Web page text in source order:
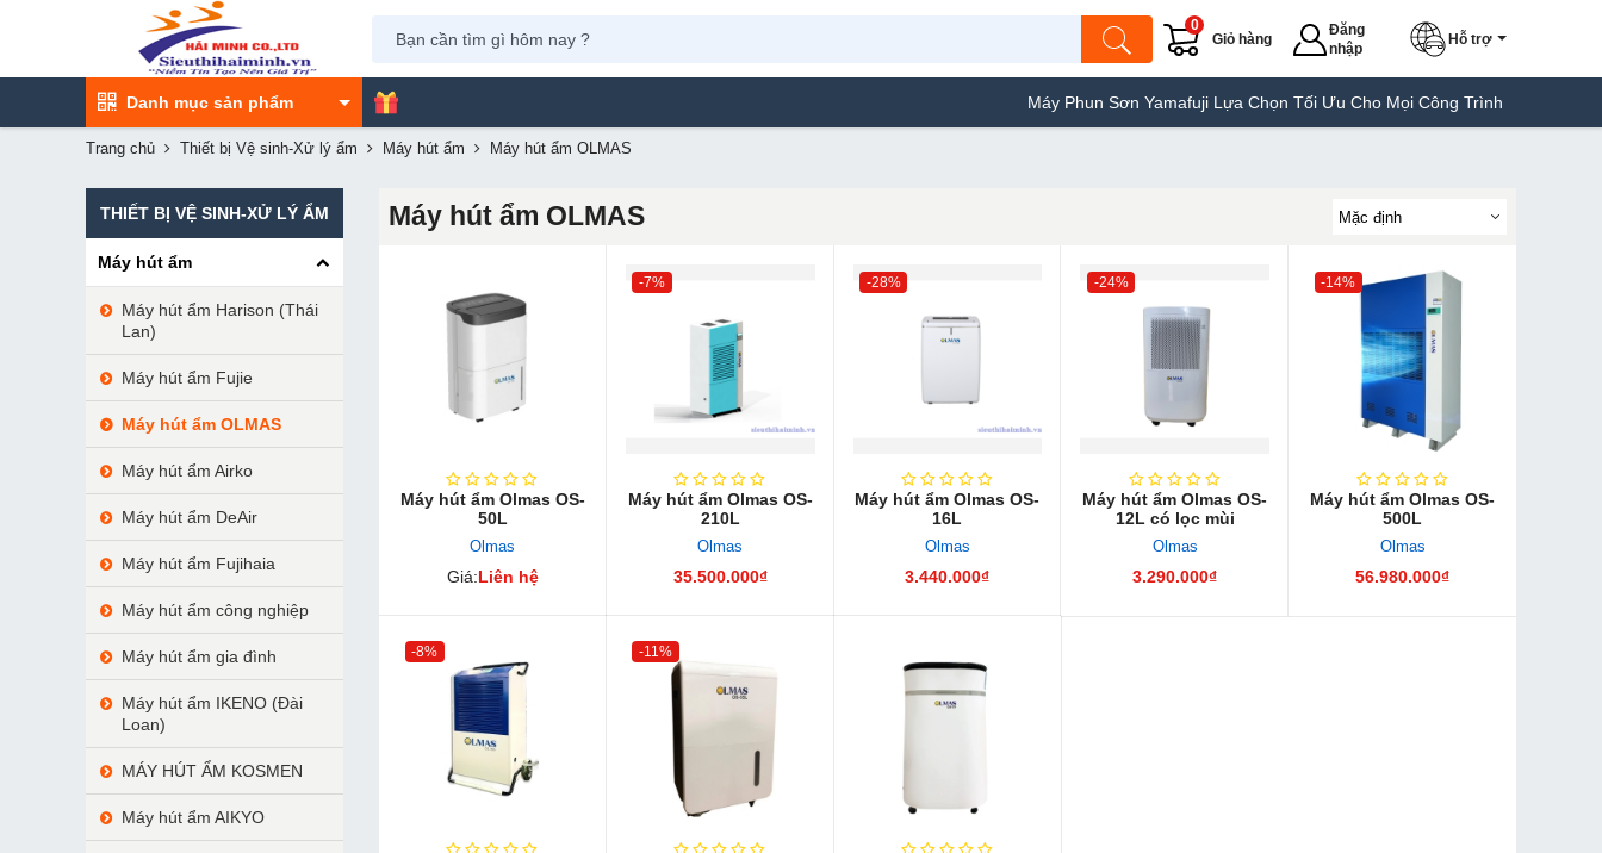
Giỏ hàng
0
Đăng
nhập
Hỗ trợ
Danh mục sản phẩm Máy Phun Sơn Yamafuji Lựa Chọn Tối Ưu Cho Mọi Công Trình Máy Hàn Túi
Trang chủ Thiết bị Vệ sinh-Xử lý ẩm Máy hút ẩm Máy hút ẩm OLMAS
Máy hút ẩm OLMAS
Máy hút ẩm Olmas OS-
50L
Olmas
Giá:Liên hệ
-7%
Máy hút ẩ​m Olmas OS-
210L
Olmas
35.500.000₫
-28%
Máy hút ẩm Olm​as OS-
16L
Olmas
3.440.000₫
-24%
Máy hút ẩm Olmas OS-
12L có lọc m​ùi
Olmas
3.290.000₫
-14%
Máy hút ẩm Olmas OS-
500L
Olmas
56.980.000₫
-8% -11%
THIẾT BỊ VỆ SINH-XỬ LÝ ẨM
Máy hút ẩm
Máy hút ẩm Harison (Thái
Lan)
Máy hút ẩm Fujie
Máy hút ẩm OLMAS
Máy hút ẩm Airko
Máy hút ẩm DeAir
Máy hút ẩm Fujihaia
Máy hút ẩm công nghiệp
Máy hút ẩm gia đình
Máy hút ẩm IKENO (Đài
Loan)
MÁY HÚT ẨM KOSMEN
Máy hút ẩm AIKYO